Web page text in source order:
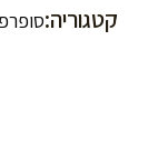
קטגוריה: